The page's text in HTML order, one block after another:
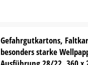
Gefahrgutkartons,
besonders starke